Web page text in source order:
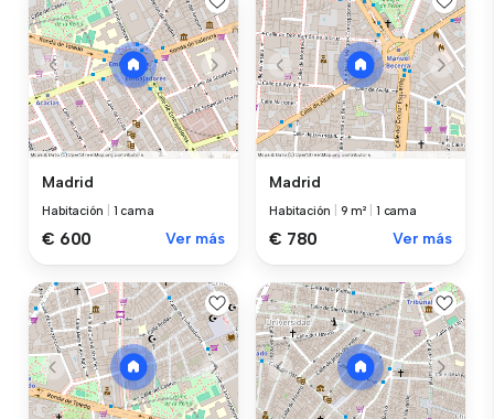
Madrid
Habitación 1 cama
€ 600 Ver más
Madrid
Habitación 9 m² 1 cama
€ 780 Ver más